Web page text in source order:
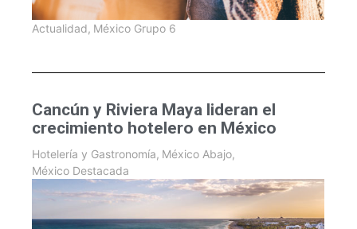
Actualidad, México Grupo 6
Cancún y Riviera Maya lideran el
crecimiento hotelero en México
Hotelería y Gastronomía, México Abajo,
México Destacada